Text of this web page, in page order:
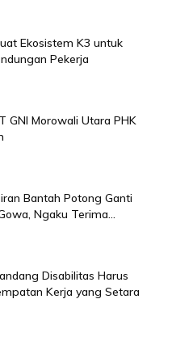
Ekosistem K3 untuk
Pekerja
GNI Morowali Utara PHK
Bantah Potong Ganti
Ngaku Terima...
Disabilitas Harus
Kerja yang Setara